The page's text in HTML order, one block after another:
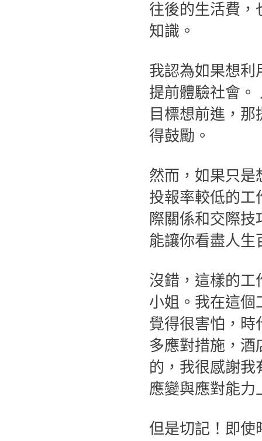
往後的生活費，
知識。
我認為如果想利
提前體驗社會。
目標想前進，
得鼓勵。
然而，如果只是
投報率較低的工
際關係和交際
能讓你看盡人生
沒錯，這樣的工
小姐。我在這個
覺得很害怕，
多應對措施，酒
的，我很感謝
應變與應對能力
但是切記！即使